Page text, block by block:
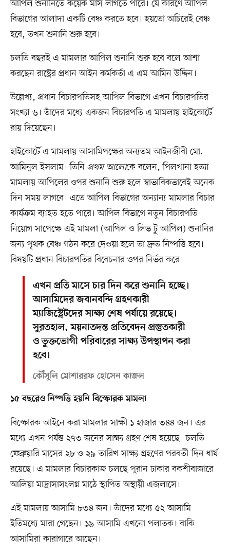
আপিল শুনানিতে কয়েক মাস লাগতে পারে। যে কারণে আপিল
বিভাগের আলাদা একটি বেঞ্চ করতে হবে। হয়তো অচিরেই বেঞ্চ
হবে, তখন শুনানি শুরু হবে।
চলতি বছরই এ মামলার আপিল শুনানি শুরু হবে বলে আশা
করছেন রাষ্ট্রের প্রধান আইন কর্মকর্তা এ এম আমিন উদ্দিন।
উল্লেখ্য, প্রধান বিচারপতিসহ আপিল বিভাগে এখন বিচারপতির
সংখ্যা ৬। তাঁদের মধ্যে একজন বিচারপতি এ মামলায় হাইকোর্টে
রায় দিয়েছেন।
হাইকোর্টে এ মামলায় আসামিপক্ষের অন্যতম আইনজীবী মো.
আমিনুল ইসলাম। তিনি প্রথম আলোকে বলেন, পিলখানা হত্যা
মামলায় আপিলের ওপর শুনানি শুরু হলে স্বাভাবিকভাবেই অনেক
দিন সময় লাগবে। এতে আপিল বিভাগের অন্যান্য মামলার বিচার
কার্যক্রম ব্যাহত হতে পারে। আপিল বিভাগে নতুন বিচারপতি
নিয়োগ সাপেক্ষে এই মামলা (আপিল ও লিভ টু আপিল) শুনানির
জন্য পৃথক বেঞ্চ গঠন করে দেওয়া হলে তা দ্রুত নিষ্পত্তি হবে।
বিষয়টি প্রধান বিচারপতির বিবেচনার ওপর নির্ভর করে।
এখন প্রতি মাসে চার দিন করে শুনানি হচ্ছে।
আসামিদের জবানবন্দি গ্রহণকারী
ম্যাজিস্ট্রেটদের সাক্ষ্য শেষ পর্যায়ে রয়েছে।
সুরতহাল, ময়নাতদন্ত প্রতিবেদন প্রস্তুতকারী
ও ভুক্তভোগী পরিবারের সাক্ষ্য উপস্থাপন করা
হবে।
কৌঁসুলি মোশাররফ হোসেন কাজল
১৫ বছরেও নিষ্পত্তি হয়নি বিস্ফোরক মামলা
বিস্ফোরক আইনে করা মামলার সাক্ষী ১ হাজার ৩৪৪ জন। এর
মধ্যে এখন পর্যন্ত ২৭৩ জনের সাক্ষ্য গ্রহণ শেষ হয়েছে। চলতি
ফেব্রুয়ারি মাসের ২৮ ও ২৯ তারিখ সাক্ষ্য গ্রহণের পরবর্তী দিন ধার্য
রয়েছে। এ মামলার বিচারকাজ চলছে পুরান ঢাকার বকশীবাজারে
আলিয়া মাদ্রাসাসংলগ্ন মাঠে স্থাপিত অস্থায়ী এজলাসে।
এই মামলায় আসামি ৮৩৪ জন। তাঁদের মধ্যে ৫২ আসামি
ইতিমধ্যে মারা গেছেন। ১৯ আসামি এখনো পলাতক। বাকি
আসামিরা কারাগারে আছেন।